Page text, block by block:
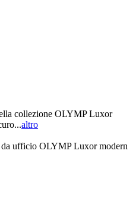
collezione OLYMP Luxor
altro
ufficio OLYMP Luxor modern